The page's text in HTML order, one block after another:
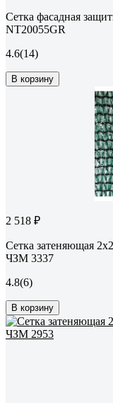
Сетка фасадная
NT20055GR
4.6(14)
В корзину
2 518 ₽
Сетка затеняющая
ЧЗМ 3337
4.8(6)
В корзину